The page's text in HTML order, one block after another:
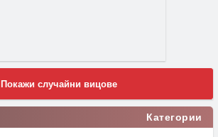
Покажи случайни вицове
Категории